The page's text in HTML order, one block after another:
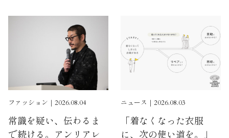
ファッション｜2026.08.04
常識を疑い、伝わるま
で続ける。アンリアレ
ニュース｜2026.08.03
「着なくなった衣服
に、次の使い道を。」